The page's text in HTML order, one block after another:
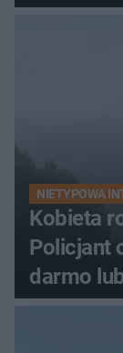
NIETYPOWA
Kobieta
Policjant
darmo